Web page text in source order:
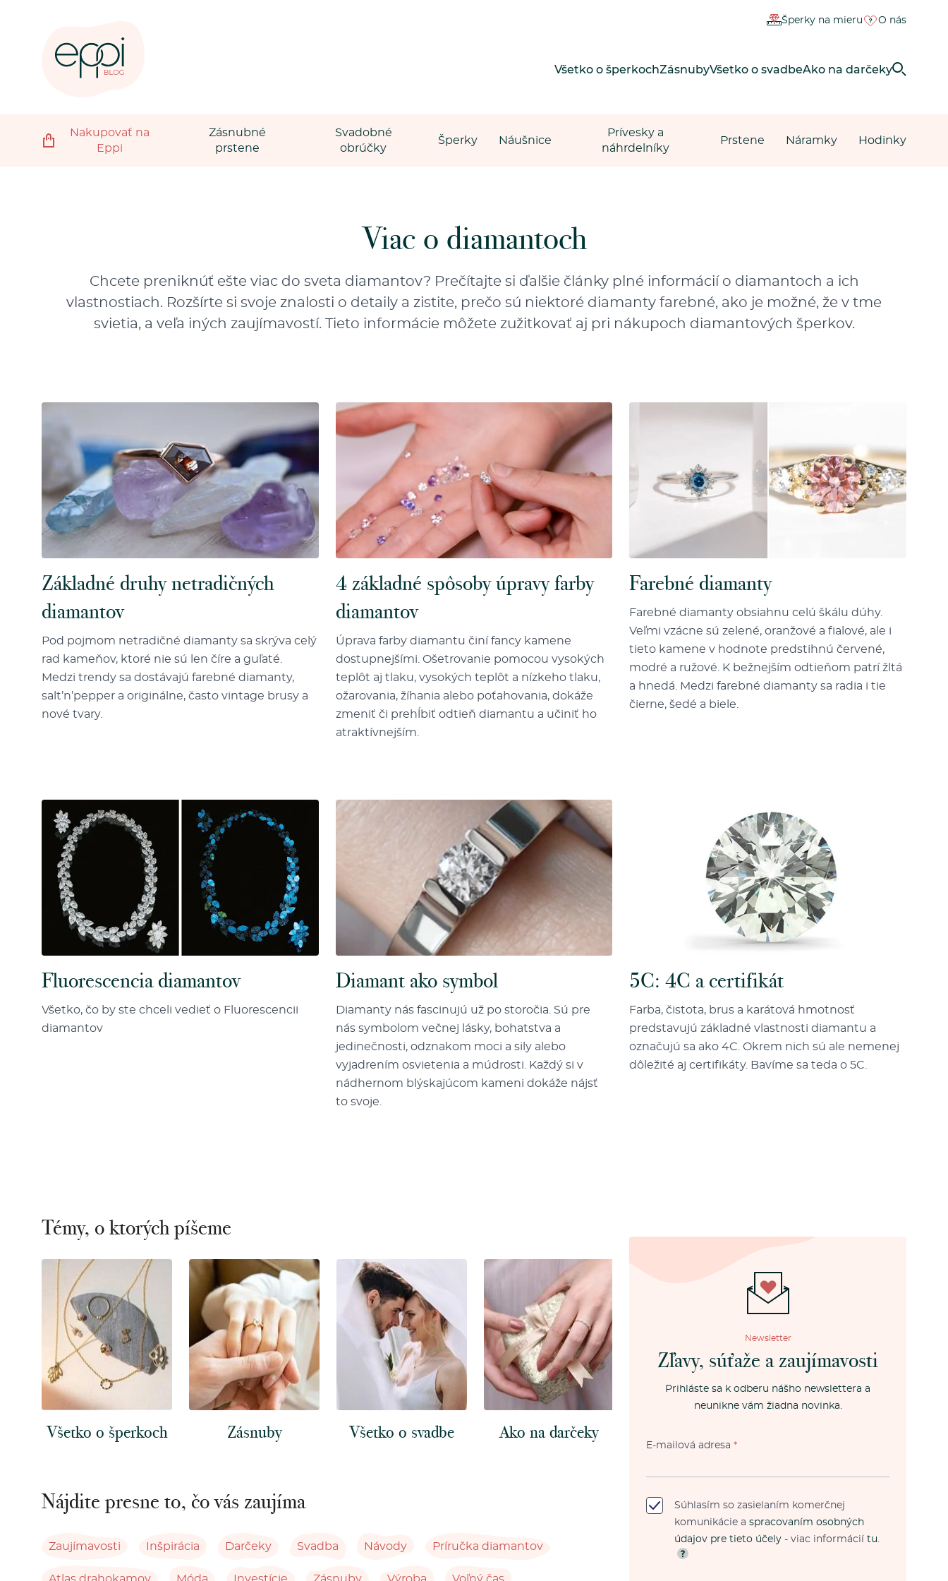
Šperky na mieru O nás
Všetko o šperkochZásnubyVšetko o svadbeAko na darčeky
Nakupovať na
Eppi
Zásnubné
prstene
Svadobné
obrúčky
Šperky Náušnice
Prívesky a
náhrdelníky
Prstene Náramky Hodinky
Viac o diamantoch
Chcete preniknúť ešte viac do sveta diamantov? Prečítajte si ďalšie články plné informácií o diamantoch a ich
vlastnostiach. Rozšírte si svoje znalosti o detaily a zistite, prečo sú niektoré diamanty farebné, ako je možné, že v tme
svietia, a veľa iných zaujímavostí. Tieto informácie môžete zužitkovať aj pri nákupoch diamantových šperkov.
Základné druhy netradičných
diamantov
Pod pojmom netradičné diamanty sa skrýva celý
rad kameňov, ktoré nie sú len číre a guľaté.
Medzi trendy sa dostávajú farebné diamanty,
salt’n’pepper a originálne, často vintage brusy a
nové tvary.
4 základné spôsoby úpravy farby
diamantov
Úprava farby diamantu činí fancy kamene
dostupnejšími. Ošetrovanie pomocou vysokých
teplôt aj tlaku, vysokých teplôt a nízkeho tlaku,
ožarovania, žíhania alebo poťahovania, dokáže
zmeniť či prehĺbiť odtieň diamantu a učiniť ho
atraktívnejším.
Farebné diamanty
Farebné diamanty obsiahnu celú škálu dúhy.
Veľmi vzácne sú zelené, oranžové a fialové, ale i
tieto kamene v hodnote predstihnú červené,
modré a ružové. K bežnejším odtieňom patrí žltá
a hnedá. Medzi farebné diamanty sa radia i tie
čierne, šedé a biele.
Fluorescencia diamantov
Všetko, čo by ste chceli vedieť o Fluorescencii
diamantov
Diamant ako symbol
Diamanty nás fascinujú už po storočia. Sú pre
nás symbolom večnej lásky, bohatstva a
jedinečnosti, odznakom moci a sily alebo
vyjadrením osvietenia a múdrosti. Každý si v
nádhernom blýskajúcom kameni dokáže nájsť
to svoje.
5C: 4C a certifikát
Farba, čistota, brus a karátová hmotnosť
predstavujú základné vlastnosti diamantu a
označujú sa ako 4C. Okrem nich sú ale nemenej
dôležité aj certifikáty. Bavíme sa teda o 5C.
Témy, o ktorých píšeme
Všetko o šperkoch Zásnuby Všetko o svadbe Ako na darčeky
Nájdite presne to, čo vás zaujíma
Zaujímavosti Inšpirácia Darčeky Svadba Návody Príručka diamantov
Atlas drahokamov Móda Investície Zásnuby Výroba Voľný čas
Newsletter
Zľavy, súťaže a zaujímavosti
Prihláste sa k odberu nášho newslettera a
neunikne vám žiadna novinka.
E-mailová adresa*
Súhlasím so zasielaním komerčnej
komunikácie aspracovaním osobných
údajov pre tieto účely - viac informáciítu.